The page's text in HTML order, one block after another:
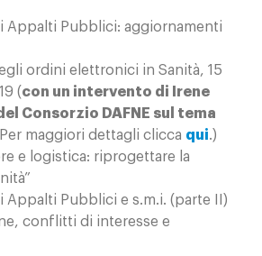
Appalti Pubblici: aggiornamenti
ordini elettronici in Sanità, 15
(con un intervento di Irene
Consorzio DAFNE sul tema
maggiori dettagli clicca qui.)
e logistica: riprogettare la
Appalti Pubblici e s.m.i. (parte II)
conflitti di interesse e